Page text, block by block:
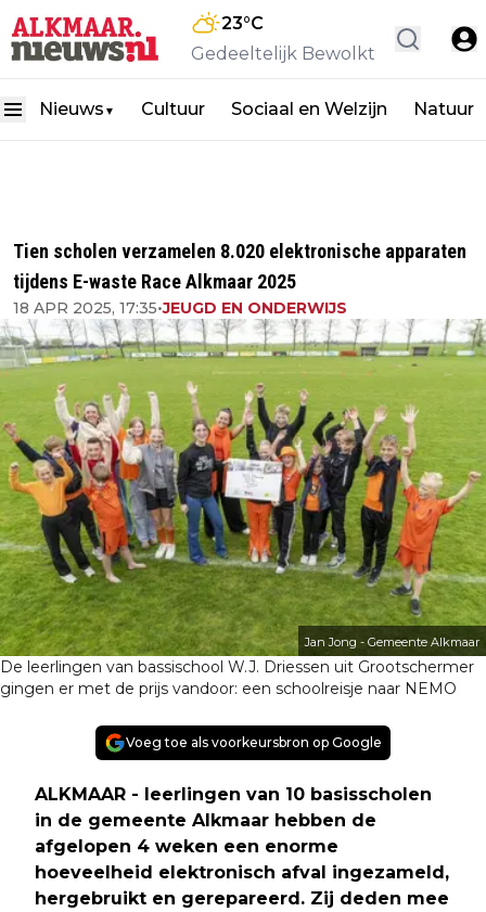
23°C
Gedeeltelijk Bewolkt
Nieuws ▼ Cultuur Sociaal en Welzijn Natuur
Tien scholen verzamelen 8.020 elektronische apparaten
tijdens E-waste Race Alkmaar 2025
18 APR 2025, 17:35•JEUGD EN ONDERWIJS
Jan Jong - Gemeente Alkmaar
De leerlingen van bassischool W.J. Driessen uit Grootschermer
gingen er met de prijs vandoor: een schoolreisje naar NEMO
Voeg toe als voorkeursbron op Google
ALKMAAR - leerlingen van 10 basisscholen
in de gemeente Alkmaar hebben de
afgelopen 4 weken een enorme
hoeveelheid elektronisch afval ingezameld,
hergebruikt en gerepareerd. Zij deden mee